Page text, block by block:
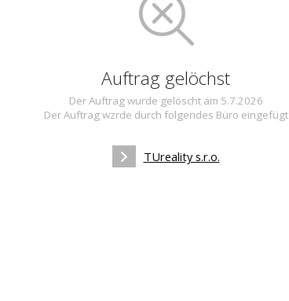
Auftrag gelöchst
Der Auftrag wurde gelöscht am 5.7.2026
Der Auftrag wzrde durch folgendes Büro eingefügt
TUreality s.r.o.